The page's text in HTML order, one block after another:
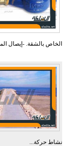
الخاص بالشقة. -إيصال
نشاط حركة...